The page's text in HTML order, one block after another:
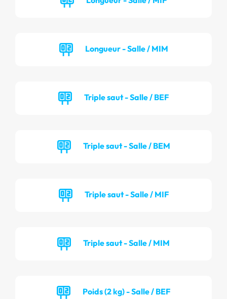
Longueur - Salle / MIM
Triple saut - Salle / BEF
Triple saut - Salle / BEM
Triple saut - Salle / MIF
Triple saut - Salle / MIM
Poids (2 kg) - Salle / BEF